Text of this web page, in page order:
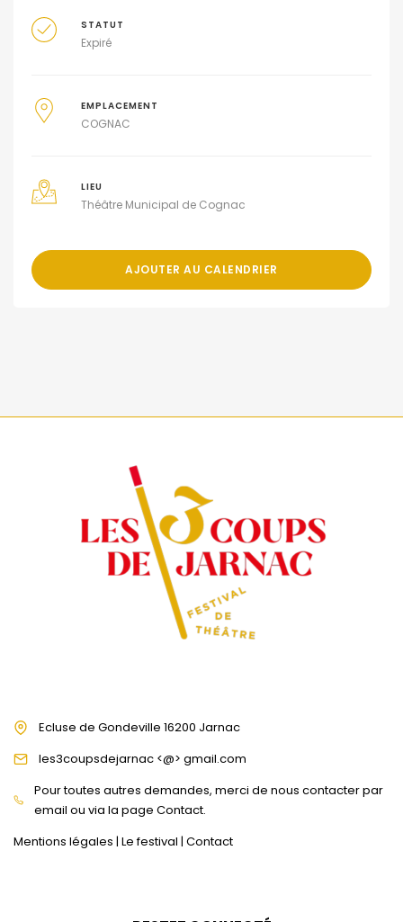
STATUT
Expiré
EMPLACEMENT
COGNAC
LIEU
Théâtre Municipal de Cognac
AJOUTER AU CALENDRIER
Ecluse de Gondeville 16200 Jarnac
les3coupsdejarnac <@> gmail.com
Pour toutes autres demandes, merci de nous contacter par
email ou via la page Contact.
Mentions légales | Le festival | Contact